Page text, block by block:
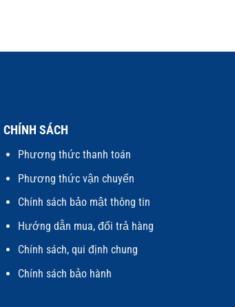
CHÍNH SÁCH
Phương thức thanh toán
Phương thức vận chuyển
Chính sách bảo mật thông tin
Hướng dẫn mua, đổi trả hàng
Chính sách, qui định chung
Chính sách bảo hành